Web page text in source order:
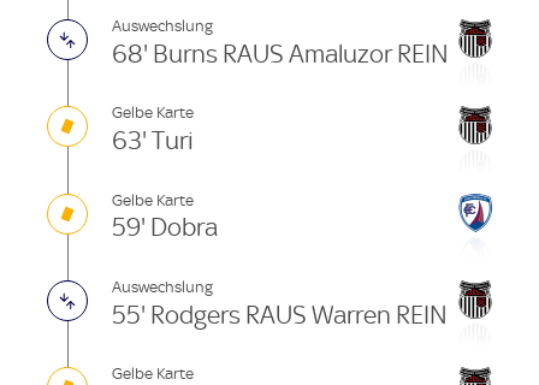
Auswechslung
68' Burns RAUS Amaluzor REIN
Gelbe Karte
63' Turi
Gelbe Karte
59' Dobra
Auswechslung
55' Rodgers RAUS Warren REIN
Gelbe Karte